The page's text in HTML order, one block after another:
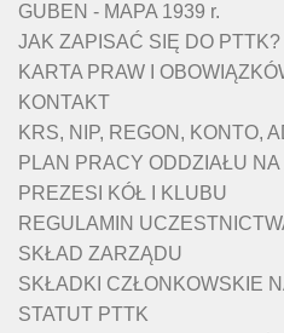
GUBEN - MAPA 1939 r.
JAK ZAPISAĆ SIĘ DO PTTK?
KARTA PRAW I
KONTAKT
KRS, NIP, REGON, KONTO,
PLAN PRACY ODDZIAŁU NA
PREZESI KÓŁ I KLUBU
REGULAMIN
SKŁAD ZARZĄDU
SKŁADKI CZŁONKOWSKIE
STATUT PTTK